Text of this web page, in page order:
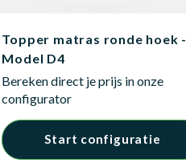
Topper matras ronde hoek -
Model D4
Bereken direct je prijs in onze
configurator
Start configuratie